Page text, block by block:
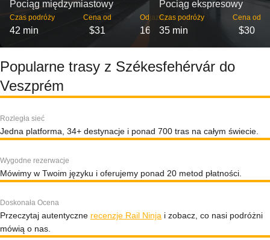
Pociąg międzymiastowy
Czas podróży
42 min
Cena od
$31
Odjazdy
16
Pociąg ekspresowy
Czas podróży
35 min
Cena od
$30
Popularne trasy z Székesfehérvár do
Veszprém
Rozległa sieć
Jedna platforma, 34+ destynacje i ponad 700 tras na całym świecie.
Wygodne rezerwacje
Mówimy w Twoim języku i oferujemy ponad 20 metod płatności.
Doskonała Ocena
Przeczytaj autentyczne recenzje Rail Ninja i zobacz, co nasi podróżni
mówią o nas.